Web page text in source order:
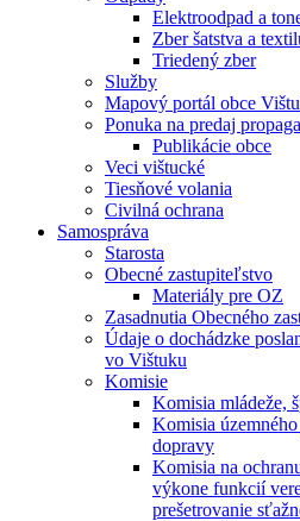
Elektroodpad a
Zber šatstva a
Triedený zber
Služby
Mapový portál obce
Ponuka na predaj
Publikácie obce
Veci vištucké
Tiesňové volania
Civilná ochrana
Samospráva
Starosta
Obecné zastupiteľstvo
Materiály pre OZ
Zasadnutia Obecného
Údaje o dochádzke
vo Vištuku
Komisie
Komisia mládeže,
Komisia
dopravy
Komisia na
výkone funkcií
prešetrovanie